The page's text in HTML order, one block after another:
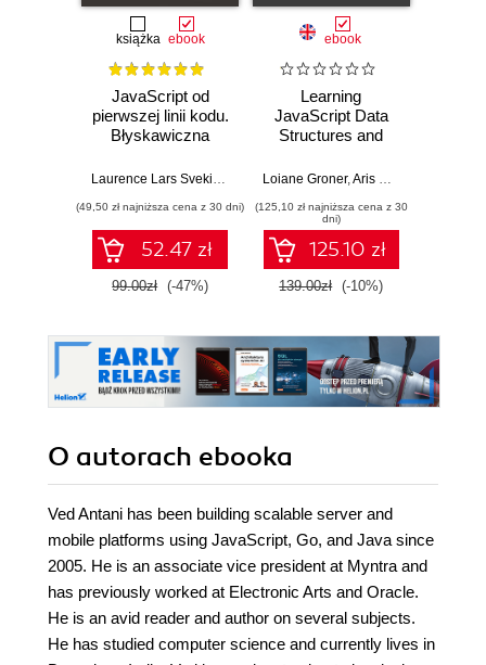
książka ebook
JavaScript od
pierwszej linii kodu.
Błyskawiczna
stron WWW i
internetowych
Laurence Lars Svekis
, Maaike van Putten,Rob Percival
(49,50 zł najniższa cena z 30 dni)
52.47 zł
99.00zł (-47%)
ebook
Learning
JavaScript Data
Structures and
Enhance your
skills in JavaScript
and TypeScript -
Fourth Edition
Loiane Groner,Aris Markogiannakis
(125,10 zł najniższa cena z 30
dni)
125.10 zł
139.00zł (-10%)
O autorach ebooka
Ved Antani has been building scalable server and
mobile platforms using JavaScript, Go, and Java since
2005. He is an associate vice president at Myntra and
has previously worked at Electronic Arts and Oracle.
He is an avid reader and author on several subjects.
He has studied computer science and currently lives in